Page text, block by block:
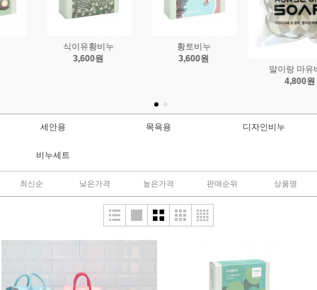
요쿠르트비누
어성초비누
세안용 목욕용 디자인비누
비누세트
최신순 낮은가격 높은가격 판매순위 상품명